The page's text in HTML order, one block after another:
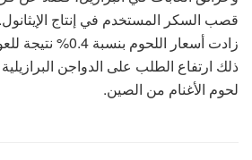
قصب السكر المستخدم في إنتاج
زادت أسعار اللحوم
ذلك ارتفاع الطلب على الدواجن
لحوم الأغنام من الصين.